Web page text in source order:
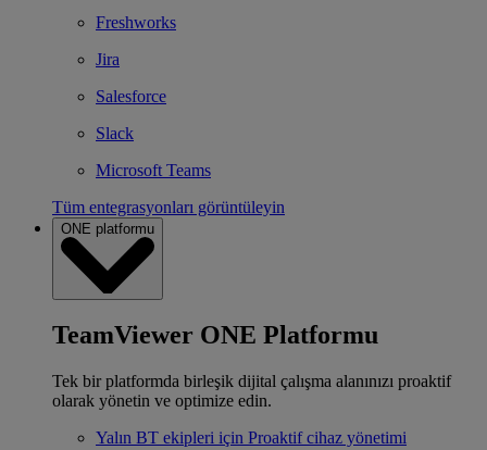
Freshworks
Jira
Salesforce
Slack
Microsoft Teams
Tüm entegrasyonları görüntüleyin
ONE platformu
TeamViewer ONE Platformu
Tek bir platformda birleşik dijital çalışma alanınızı proaktif
olarak yönetin ve optimize edin.
Yalın BT ekipleri için Proaktif cihaz yönetimi